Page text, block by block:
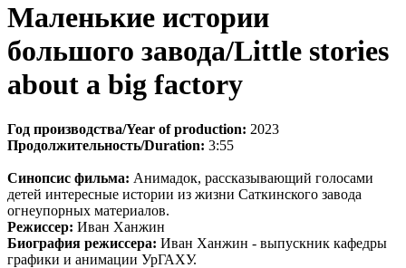
Маленькие истории
большого завода/Little stories
about a big factory
Год производства/Year of production: 2023
Продолжительность/Duration: 3:55
Синопсис фильма: Анимадок, рассказывающий голосами
детей интересные истории из жизни Саткинского завода
огнеупорных материалов.
Режиссер: Иван Ханжин
Биография режиссера: Иван Ханжин - выпускник кафедры
графики и анимации УрГАХУ.